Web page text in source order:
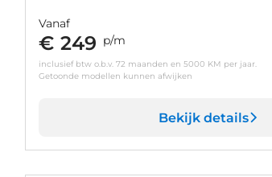
Vanaf
€ 249 p/m
inclusief btw o.b.v. 72 maanden en 5000 KM per jaar.
Getoonde modellen kunnen afwijken
Bekijk details